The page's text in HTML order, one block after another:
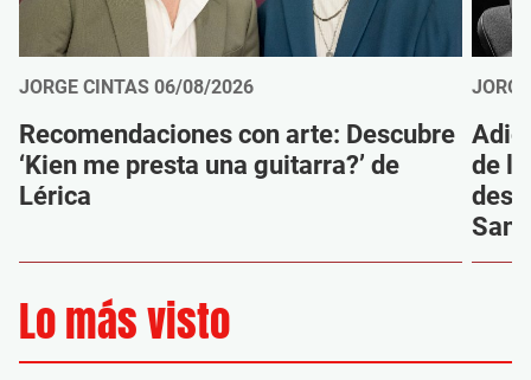
JORGE CINTAS 06/08/2026
Recomendaciones con arte: Descubre
‘Kien me presta una guitarra?’ de
Lérica
de
Sanz
Lo más visto